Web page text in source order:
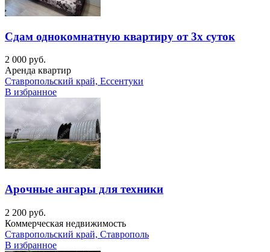
Сдам однокомнатную квартиру от 3х суток
2 000 руб.
Аренда квартир
Ставропольский край, Ессентуки
В избранное
Арочные ангары для техники
2 200 руб.
Коммерческая недвижимость
Ставропольский край, Ставрополь
В избранное